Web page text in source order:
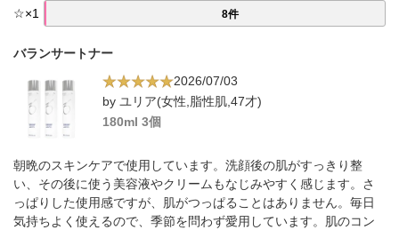
☆×1 8件
バランサートナー
2026/07/03
by ユリア(女性,脂性肌,47才)
180ml 3個
朝晩のスキンケアで使用しています。洗顔後の肌がすっきり整
い、その後に使う美容液やクリームもなじみやすく感じます。さ
っぱりした使用感ですが、肌がつっぱることはありません。毎日
気持ちよく使えるので、季節を問わず愛用しています。肌のコン